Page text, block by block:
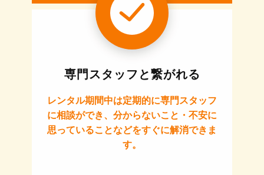
専門スタッフと繋がれる
レンタル期間中は定期的に専門スタッフ
に相談ができ、分からないこと・不安に
思っていることなどをすぐに解消できま
す。